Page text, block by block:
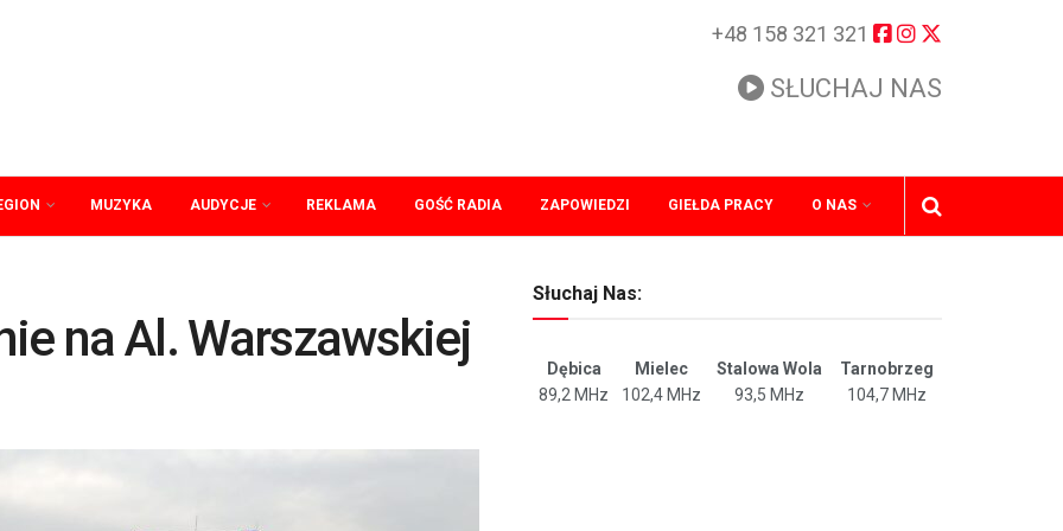
+48 158 321 321
SŁUCHAJ NAS
MUZYKA AUDYCJE REKLAMA GOŚĆ RADIA ZAPOWIEDZI GIEŁDA PRACY O NAS
na Al. Warszawskiej
Słuchaj Nas:
Dębica Mielec Stalowa Wola
Tarnobrzeg
89,2 MHz
102,4 MHz 93,5 MHz 104,7 MHz